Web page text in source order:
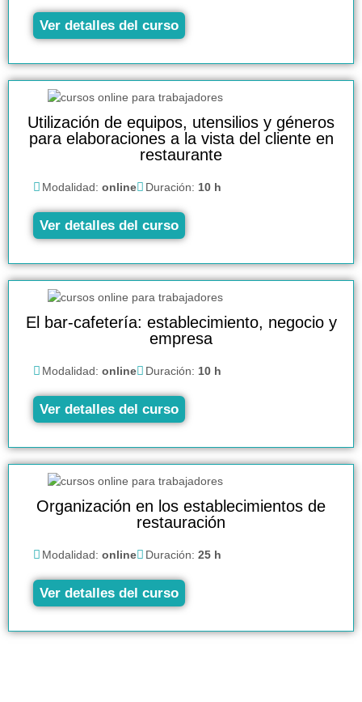
Ver detalles del curso
Utilización de equipos, utensilios y géneros
para elaboraciones a la vista del cliente en
restaurante
Modalidad: online Duración: 10 h
Ver detalles del curso
El bar-cafetería: establecimiento, negocio y
empresa
Modalidad: online Duración: 10 h
Ver detalles del curso
Organización en los establecimientos de
restauración
Modalidad: online Duración: 25 h
Ver detalles del curso